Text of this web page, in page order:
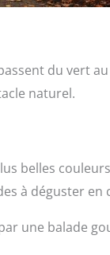
du vert
naturel.
belles
à déguster en
une balade